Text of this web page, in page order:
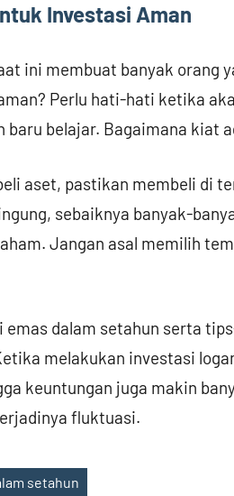
Investasi Aman
ini membuat banyak orang
Perlu hati-hati ketika
baru belajar. Bagaimana kiat
aset, pastikan membeli di
sebaiknya banyak-
Jangan asal memilih
dalam setahun serta
melakukan investasi
keuntungan juga makin
fluktuasi.
setahun